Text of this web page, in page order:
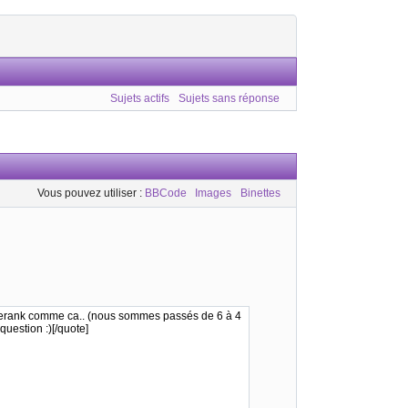
Sujets actifs Sujets sans réponse
Vous pouvez utiliser : BBCode Images Binettes